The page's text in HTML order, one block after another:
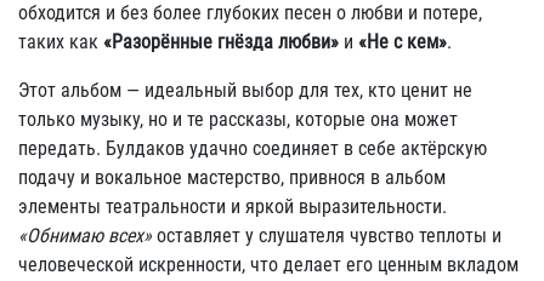
обходится и без более глубоких песен о любви и потере,
таких как «Разорённые гнёзда любви» и «Не с кем».
Этот альбом — идеальный выбор для тех, кто ценит не
только музыку, но и те рассказы, которые она может
передать. Булдаков удачно соединяет в себе актёрскую
подачу и вокальное мастерство, привнося в альбом
элементы театральности и яркой выразительности.
«Обнимаю всех»оставляет у слушателя чувство теплоты и
человеческой искренности, что делает его ценным вкладом